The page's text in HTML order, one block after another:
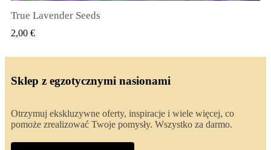
SZYBKI PODGLĄD
True Lavender Seeds
2,00 €
Sklep z egzotycznymi nasionami
Otrzymuj ekskluzywne oferty, inspiracje i wiele więcej, co
pomoże zrealizować Twoje pomysły. Wszystko za darmo.